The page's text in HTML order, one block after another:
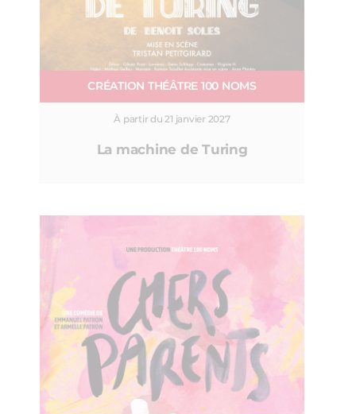
CRÉATION THÉÂTRE 100 NOMS
À partir du 21 janvier 2027
La machine de Turing